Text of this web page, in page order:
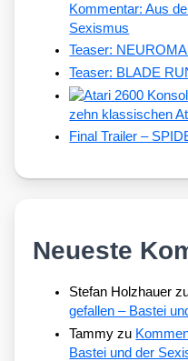
Kommentar: Aus
Sexismus
Teaser:
Teaser: BLADE
zehn klassischen
Final Trailer –
Neueste
Stefan Holzhauer
gefallen – Bastei
Tammy zu
Bastei und der